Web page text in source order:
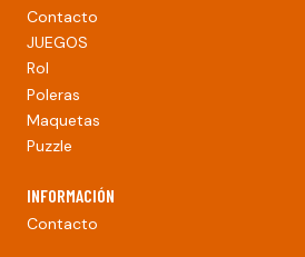
Contacto
JUEGOS
Rol
Poleras
Maquetas
Puzzle
INFORMACIÓN
Contacto